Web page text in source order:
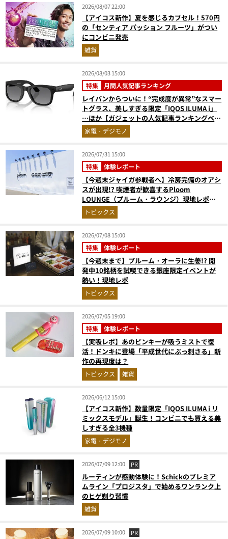
2026/08/07 22:00
【アイコス新作】夏を感じるカプセル！570円
の「センティア パッション フルーツ」がつい
にコンビニ発売
雑貨
2026/08/03 15:00
特集 月間人気記事ランキング
レイバンからついに！“完成度が異常”なスマー
トグラス、美しすぎる限定「IQOS ILUMA i」
…ほか【ガジェットの人気記事ランキングベス
ト3】（2026年6月版）
家電・デジモノ
2026/07/31 15:00
特集 体験レポート
【今週末ジャイガ参戦者へ】冷房完備のオアシ
スが出現!? 喫煙者が歓喜するPloom
LOUNGE（プルーム・ラウンジ）現地レポ。
涼しい特設喫煙所で音楽の余韻とともに一服
を！
トピックス
2026/07/08 15:00
特集 体験レポート
【今週末まで】プルーム・オーラに生姜!? 開
発中10銘柄を試喫できる銀座限定イベントが
熱い！現地レポ
トピックス
2026/07/05 19:00
特集 体験レポート
【実吸レポ】あのピンキーが吸うミストで復
活！ドンキに登場「平成世代にぶっ刺さる」新
作の再現度は？
トピックス 雑貨
2026/06/12 15:00
【アイコス新作】数量限定「IQOS ILUMA i リ
ミックスモデル」誕生！コンビニでも買える美
しすぎる全3機種
家電・デジモノ
2026/07/09 12:00 PR
ルーティンが感動体験に！Schickのプレミア
ムライン「プロジスタ」で始めるワンランク上
のヒゲ剃り習慣
雑貨
2026/07/09 10:00 PR